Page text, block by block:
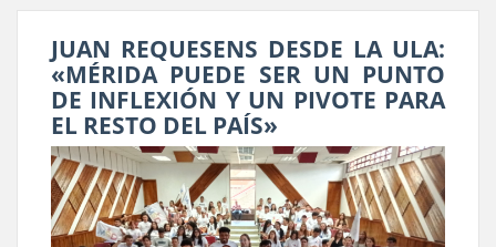
JUAN REQUESENS DESDE LA ULA:
«MÉRIDA PUEDE SER UN PUNTO
DE INFLEXIÓN Y UN PIVOTE PARA
EL RESTO DEL PAÍS»